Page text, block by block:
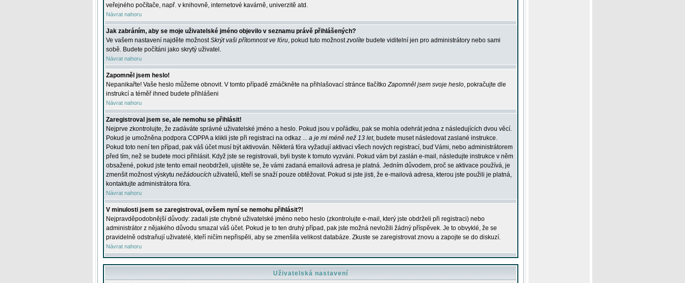
veřejného počítače, např. v knihovně, internetové kavárně, univerzitě atd.
Návrat nahoru
Jak zabráním, aby se moje uživatelské jméno objevilo v seznamu právě přihlášených?
Ve vašem nastavení najděte možnostSkrýt vaši přítomnost ve fóru, pokud tuto možnostzvolíte budete viditelní jen pro administrátory nebo sami
sobě. Budete počítáni jako skrytý uživatel.
Návrat nahoru
Zapomněl jsem heslo!
Nepanikařte! Vaše heslo můžeme obnovit. V tomto případě zmáčkněte na přihlašovací stránce tlačítkoZapomněl jsem svoje heslo, pokračujte dle
instrukcí a téměř ihned budete přihlášeni
Návrat nahoru
Zaregistroval jsem se, ale nemohu se přihlásit!
Nejprve zkontrolujte, že zadáváte správné uživatelské jméno a heslo. Pokud jsou v pořádku, pak se mohla odehrát jedna z následujících dvou věcí.
Pokud je umožněna podpora COPPA a klikli jste při registraci na odkaz ... a je mi méně než 13 let, budete muset následovat zaslané instrukce.
Pokud toto není ten případ, pak váš účet musí být aktivován. Některá fóra vyžadují aktivaci všech nových registrací, buď Vámi, nebo administrátorem
před tím, než se budete moci přihlásit. Když jste se registrovali, byli byste k tomuto vyzváni. Pokud vám byl zaslán e-mail, následujte instrukce v něm
obsažené, pokud jste tento email neobdrželi, ujistěte se, že vámi zadaná emailová adresa je platná. Jedním důvodem, proč se aktivace používá, je
zmenšit možnost výskytu nežádoucích uživatelů, kteří se snaží pouze obtěžovat. Pokud si jste jisti, že e-mailová adresa, kterou jste použili je platná,
kontaktujte administrátora fóra.
Návrat nahoru
V minulosti jsem se zaregistroval, ovšem nyní se nemohu přihlásit?!
Nejpravděpodobnější důvody: zadali jste chybné uživatelské jméno nebo heslo (zkontrolujte e-mail, který jste obdrželi při registraci) nebo
administrátor z nějakého důvodu smazal váš účet. Pokud je to ten druhý případ, pak jste možná nevložili žádný příspěvek. Je to obvyklé, že se
pravidelně odstraňují uživatelé, kteří ničím nepřispěli, aby se zmenšila velikost databáze. Zkuste se zaregistrovat znovu a zapojte se do diskuzí.
Návrat nahoru
Uživatelská nastavení